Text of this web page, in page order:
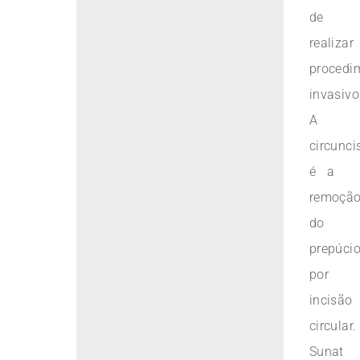
de
realizar
A
é a
do
prepúcio
por
incisão
circular.
Sunat